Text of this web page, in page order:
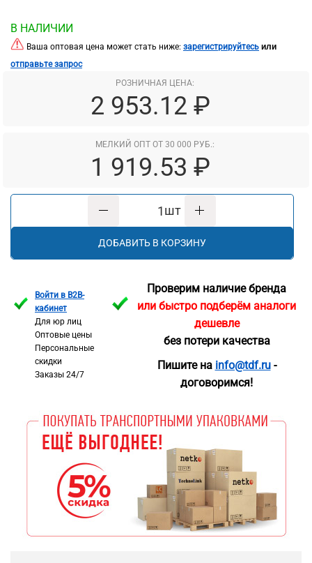
В НАЛИЧИИ
Ваша оптовая цена может стать ниже: зарегистрируйтесь или
отправьте запрос
РОЗНИЧНАЯ ЦЕНА:
2 953.12 ₽
МЕЛКИЙ ОПТ ОТ 30 000 РУБ.:
1 919.53 ₽
шт
ДОБАВИТЬ В КОРЗИНУ
Войти в B2B-
кабинет
Для юр лиц
Оптовые цены
Персональные
скидки
Заказы 24/7
Проверим наличие бренда
или быстро подберём аналоги
дешевле
без потери качества
Пишите на info@tdf.ru-
договоримся!